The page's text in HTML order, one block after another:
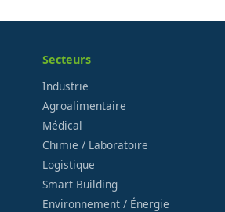
Secteurs
Industrie
Agroalimentaire
Médical
Chimie / Laboratoire
Logistique
Smart Building
Environnement / Énergie